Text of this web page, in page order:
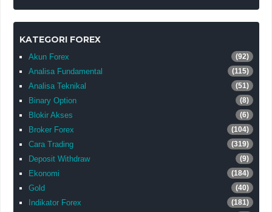
KATEGORI FOREX
Akun Forex (92)
Analisa Fundamental (115)
Analisa Teknikal (51)
Binary Option (8)
Blokir Akses (6)
Broker Forex (104)
Cara Trading (319)
Deposit Withdraw (9)
Ekonomi (184)
Gold (40)
Indikator Forex (181)